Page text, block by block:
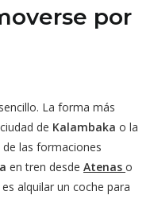
por
La forma más
de Kalambaka o la
de las formaciones
en tren desde Atenas o
alquilar un coche para